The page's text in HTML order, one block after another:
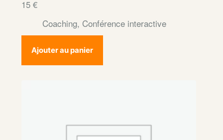
15 €
Coaching, Conférence interactive
Ajouter au panier